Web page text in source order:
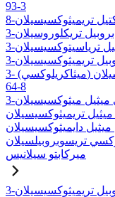
93-3
3- (ميثاكريلوكسي) بروبيل ثنائي ميثيل ميثوكسيسيلان CAS: 66753-
64-8
ميركابتو سيلانيس